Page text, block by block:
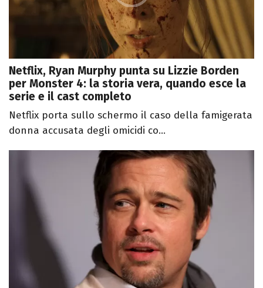
Netflix, Ryan Murphy punta su Lizzie Borden
per Monster 4: la storia vera, quando esce la
serie e il cast completo
Netflix porta sullo schermo il caso della famigerata
donna accusata degli omicidi co...